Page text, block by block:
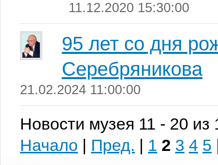
11.12.2020 15:30:00
95 лет со дня
Серебряникова
21.02.2024 11:00:00
Новости музея 11 - 20 из
Начало | Пред. | 1 2 3 4 5